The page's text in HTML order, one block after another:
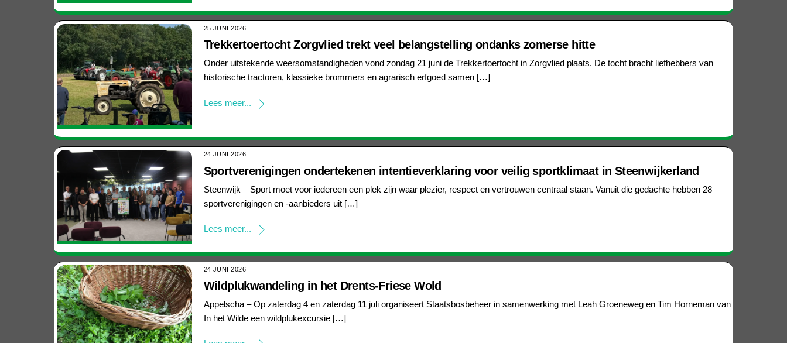
25 JUNI 2026
Trekkertoertocht Zorgvlied trekt veel belangstelling ondanks zomerse hitte
Onder uitstekende weersomstandigheden vond zondag 21 juni de Trekkertoertocht in Zorgvlied plaats. De tocht bracht liefhebbers van
historische tractoren, klassieke brommers en agrarisch erfgoed samen […]
Lees meer...
24 JUNI 2026
Sportverenigingen ondertekenen intentieverklaring voor veilig sportklimaat in Steenwijkerland
Steenwijk – Sport moet voor iedereen een plek zijn waar plezier, respect en vertrouwen centraal staan. Vanuit die gedachte hebben 28
sportverenigingen en -aanbieders uit […]
Lees meer...
24 JUNI 2026
Wildplukwandeling in het Drents-Friese Wold
Appelscha – Op zaterdag 4 en zaterdag 11 juli organiseert Staatsbosbeheer in samenwerking met Leah Groeneweg en Tim Horneman van
In het Wilde een wildplukexcursie […]